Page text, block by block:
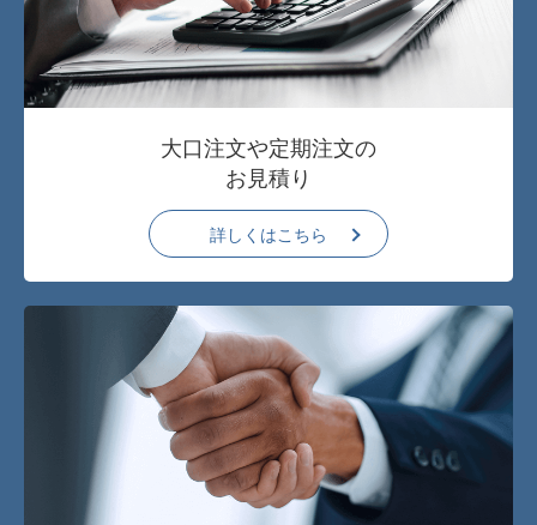
大口注文や定期注文の
お見積り
詳しくはこちら